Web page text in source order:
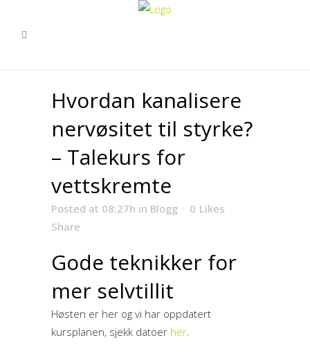
Hvordan kanalisere
nervøsitet til styrke?
– Talekurs for
vettskremte
Posted at 08:27h in Blogg 0 Likes
Share
Gode teknikker for
mer selvtillit
Høsten er her og vi har oppdatert
kursplanen, sjekk datoer her.